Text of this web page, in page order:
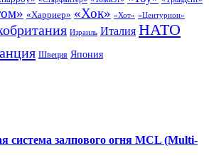
«Харриер» «Хок» «Хот» «Центурион»
Израиль Италия НАТО
Швеция Япония
система залпового огня MCL (Multi-